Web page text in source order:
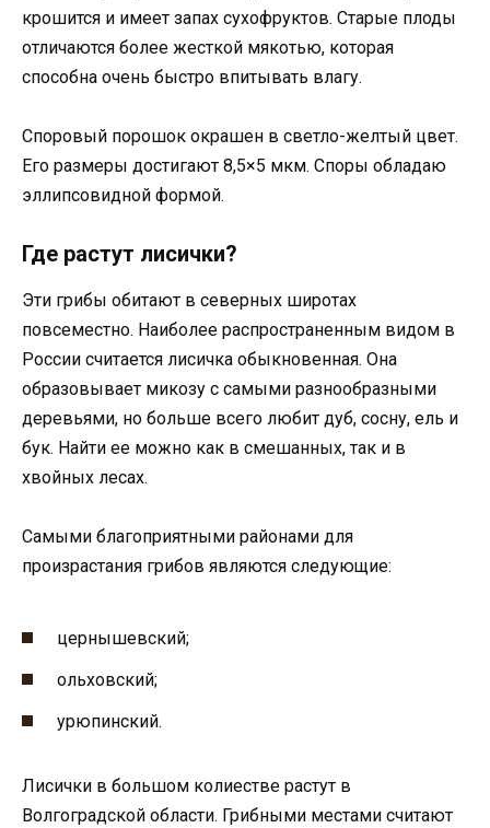
крошится и имеет запах сухофруктов. Старые плоды
отличаются более жесткой мякотью, которая
способна очень быстро впитывать влагу.
Споровый порошок окрашен в светло-желтый цвет.
Его размеры достигают 8,5×5 мкм. Споры обладаю
эллипсовидной формой.
Где растут лисички?
Эти грибы обитают в северных широтах
повсеместно. Наиболее распространенным видом в
России считается лисичка обыкновенная. Она
образовывает микозу с самыми разнообразными
деревьями, но больше всего любит дуб, сосну, ель и
бук. Найти ее можно как в смешанных, так и в
хвойных лесах.
Самыми благоприятными районами для
произрастания грибов являются следующие:
цернышевский;
ольховский;
урюпинский.
Лисички в большом колиестве растут в
Волгоградской области. Грибными местами считают